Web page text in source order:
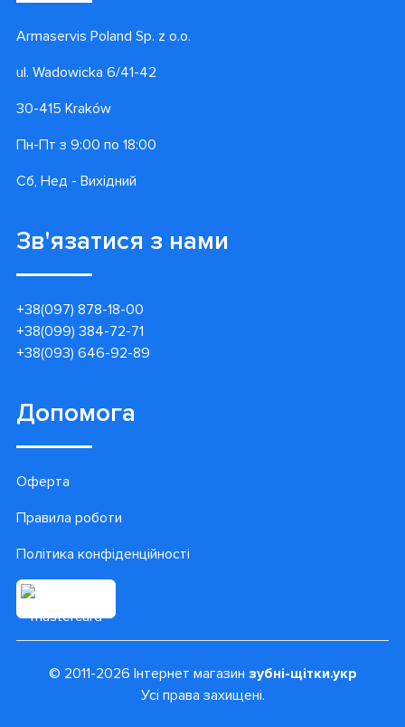
Armaservis Poland Sp. z o.o.
ul. Wadowicka 6/41-42
30-415 Kraków
Пн-Пт з 9:00 по 18:00
Сб, Нед - Вихідний
Зв'язатися з нами
+38(097) 878-18-00
+38(099) 384-72-71
+38(093) 646-92-89
Допомога
Оферта
Правила роботи
Політика конфіденційності
© 2011-2026 Інтернет магазин зубні-щітки.укр
Усі права захищені.